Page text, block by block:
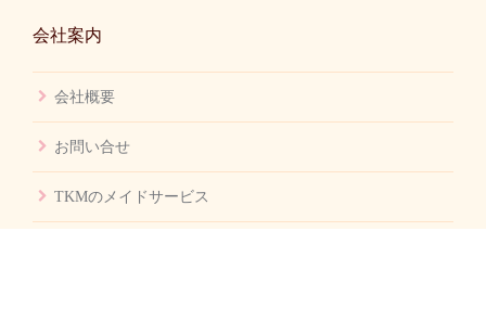
会社案内
会社概要
お問い合せ
TKMのメイドサービス